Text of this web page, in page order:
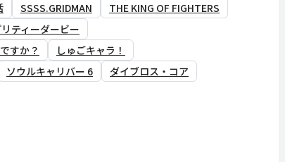
SSSS.GRIDMAN
THE KING OF FIGHTERS
ティーダービー
すか？
しゅごキャラ！
ソウルキャリバー 6
ダイブロス・コア